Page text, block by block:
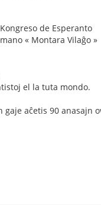
de Esperanto
« Montara Vilaĝo »
el la tuta mondo.
gaje aĉetis 90 anasajn